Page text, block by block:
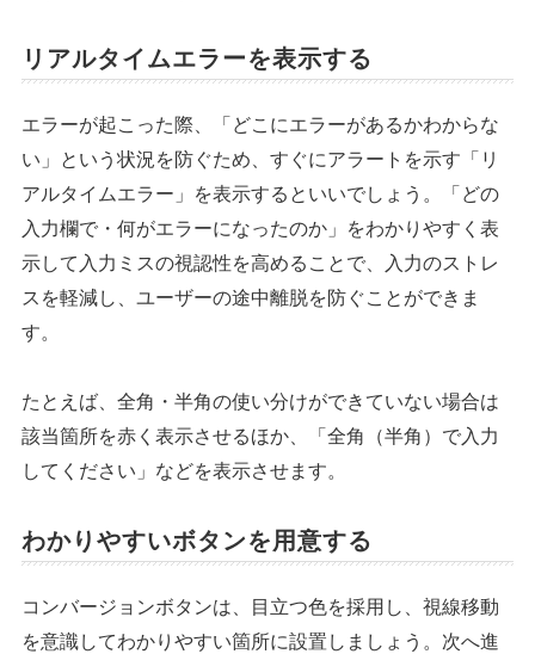
リアルタイムエラーを表示する
エラーが起こった際、「どこにエラーがあるかわからな
い」という状況を防ぐため、すぐにアラートを示す「リ
アルタイムエラー」を表示するといいでしょう。「どの
入力欄で・何がエラーになったのか」をわかりやすく表
示して入力ミスの視認性を高めることで、入力のストレ
スを軽減し、ユーザーの途中離脱を防ぐことができま
す。
たとえば、全角・半角の使い分けができていない場合は
該当箇所を赤く表示させるほか、「全角（半角）で入力
してください」などを表示させます。
わかりやすいボタンを用意する
コンバージョンボタンは、目立つ色を採用し、視線移動
を意識してわかりやすい箇所に設置しましょう。次へ進